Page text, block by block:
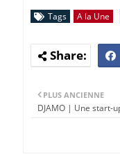
Tags A la Une
PLUS ANCIENNE
DJAMO | Une start-